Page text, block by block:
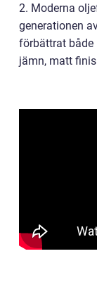
2. Moderna
generationen
förbättrat både
jämn, matt